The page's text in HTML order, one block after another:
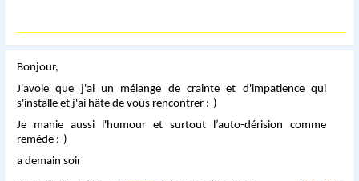
Bonjour,
J'avoie que j'ai un mélange de crainte et d'impatience qui
s'installe et j'ai hâte de vous rencontrer :-)
Je manie aussi l'humour et surtout l’auto-dérision comme
remède :-)
a demain soir